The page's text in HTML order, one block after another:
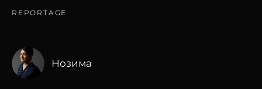
REPORTAGE
Нозима